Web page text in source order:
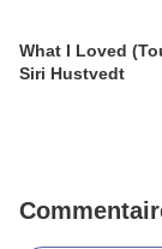
What I Loved
Siri Hustvedt